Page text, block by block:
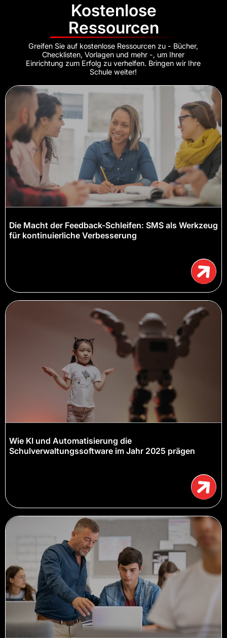
Kostenlose
Ressourcen
Greifen Sie auf kostenlose Ressourcen zu - Bücher,
Checklisten, Vorlagen und mehr -, um Ihrer
Einrichtung zum Erfolg zu verhelfen. Bringen wir Ihre
Schule weiter!
Die Macht der Feedback-Schleifen: SMS als Werkzeug
für kontinuierliche Verbesserung
Wie KI und Automatisierung die
Schulverwaltungssoftware im Jahr 2025 prägen